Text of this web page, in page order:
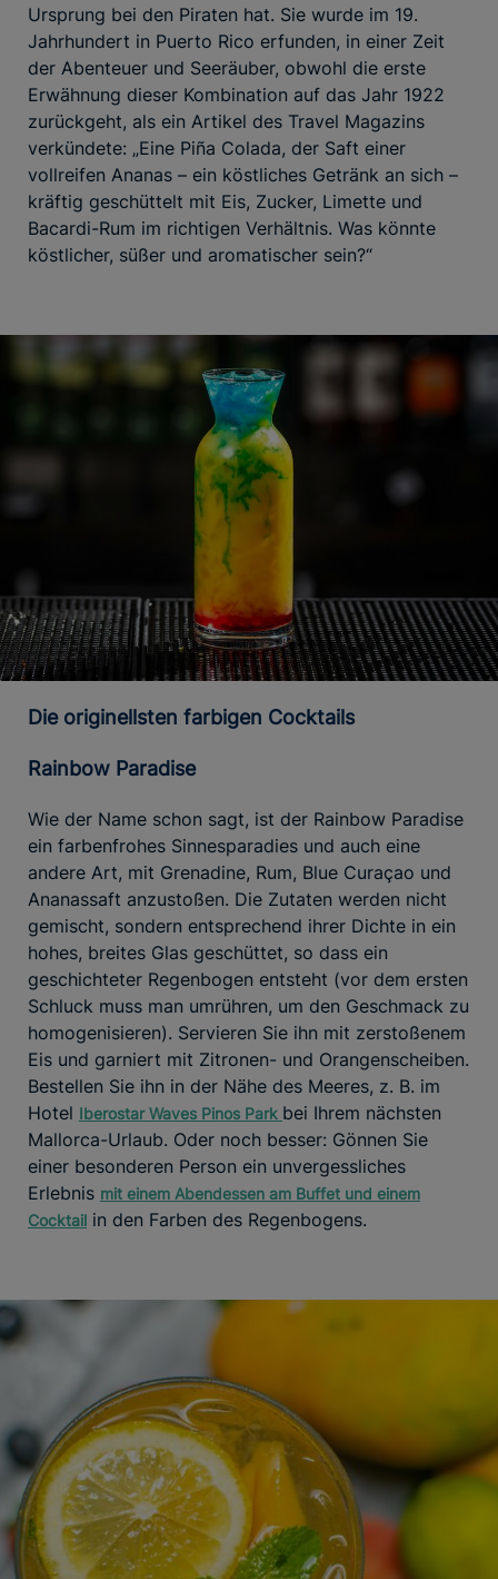
Ursprung bei den Piraten hat. Sie wurde im 19.
Jahrhundert in Puerto Rico erfunden, in einer Zeit
der Abenteuer und Seeräuber, obwohl die erste
Erwähnung dieser Kombination auf das Jahr 1922
zurückgeht, als ein Artikel des Travel Magazins
verkündete: „Eine Piña Colada, der Saft einer
vollreifen Ananas – ein köstliches Getränk an sich –
kräftig geschüttelt mit Eis, Zucker, Limette und
Bacardi-Rum im richtigen Verhältnis. Was könnte
köstlicher, süßer und aromatischer sein?“
Die originellsten farbigen Cocktails
Rainbow Paradise
Wie der Name schon sagt, ist der Rainbow Paradise
ein farbenfrohes Sinnesparadies und auch eine
andere Art, mit Grenadine, Rum, Blue Curaçao und
Ananassaft anzustoßen. Die Zutaten werden nicht
gemischt, sondern entsprechend ihrer Dichte in ein
hohes, breites Glas geschüttet, so dass ein
geschichteter Regenbogen entsteht (vor dem ersten
Schluck muss man umrühren, um den Geschmack zu
homogenisieren). Servieren Sie ihn mit zerstoßenem
Eis und garniert mit Zitronen- und Orangenscheiben.
Bestellen Sie ihn in der Nähe des Meeres, z. B. im
Hotel Iberostar Waves Pinos Park bei Ihrem nächsten
Mallorca-Urlaub. Oder noch besser: Gönnen Sie
einer besonderen Person ein unvergessliches
Erlebnis mit einem Abendessen am Buffet und einem
Cocktail in den Farben des Regenbogens.